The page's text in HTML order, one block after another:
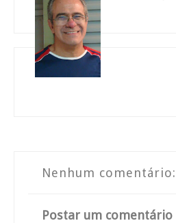
Nenhum comentário:
Postar um comentário